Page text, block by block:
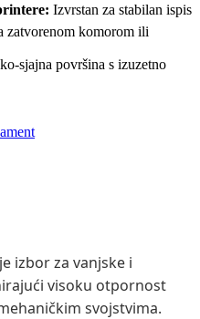
Izvrstan za stabilan ispis
zatvorenom komorom ili
sjajna površina s izuzetno
izbor za vanjske i
visoku otpornost
svojstvima.